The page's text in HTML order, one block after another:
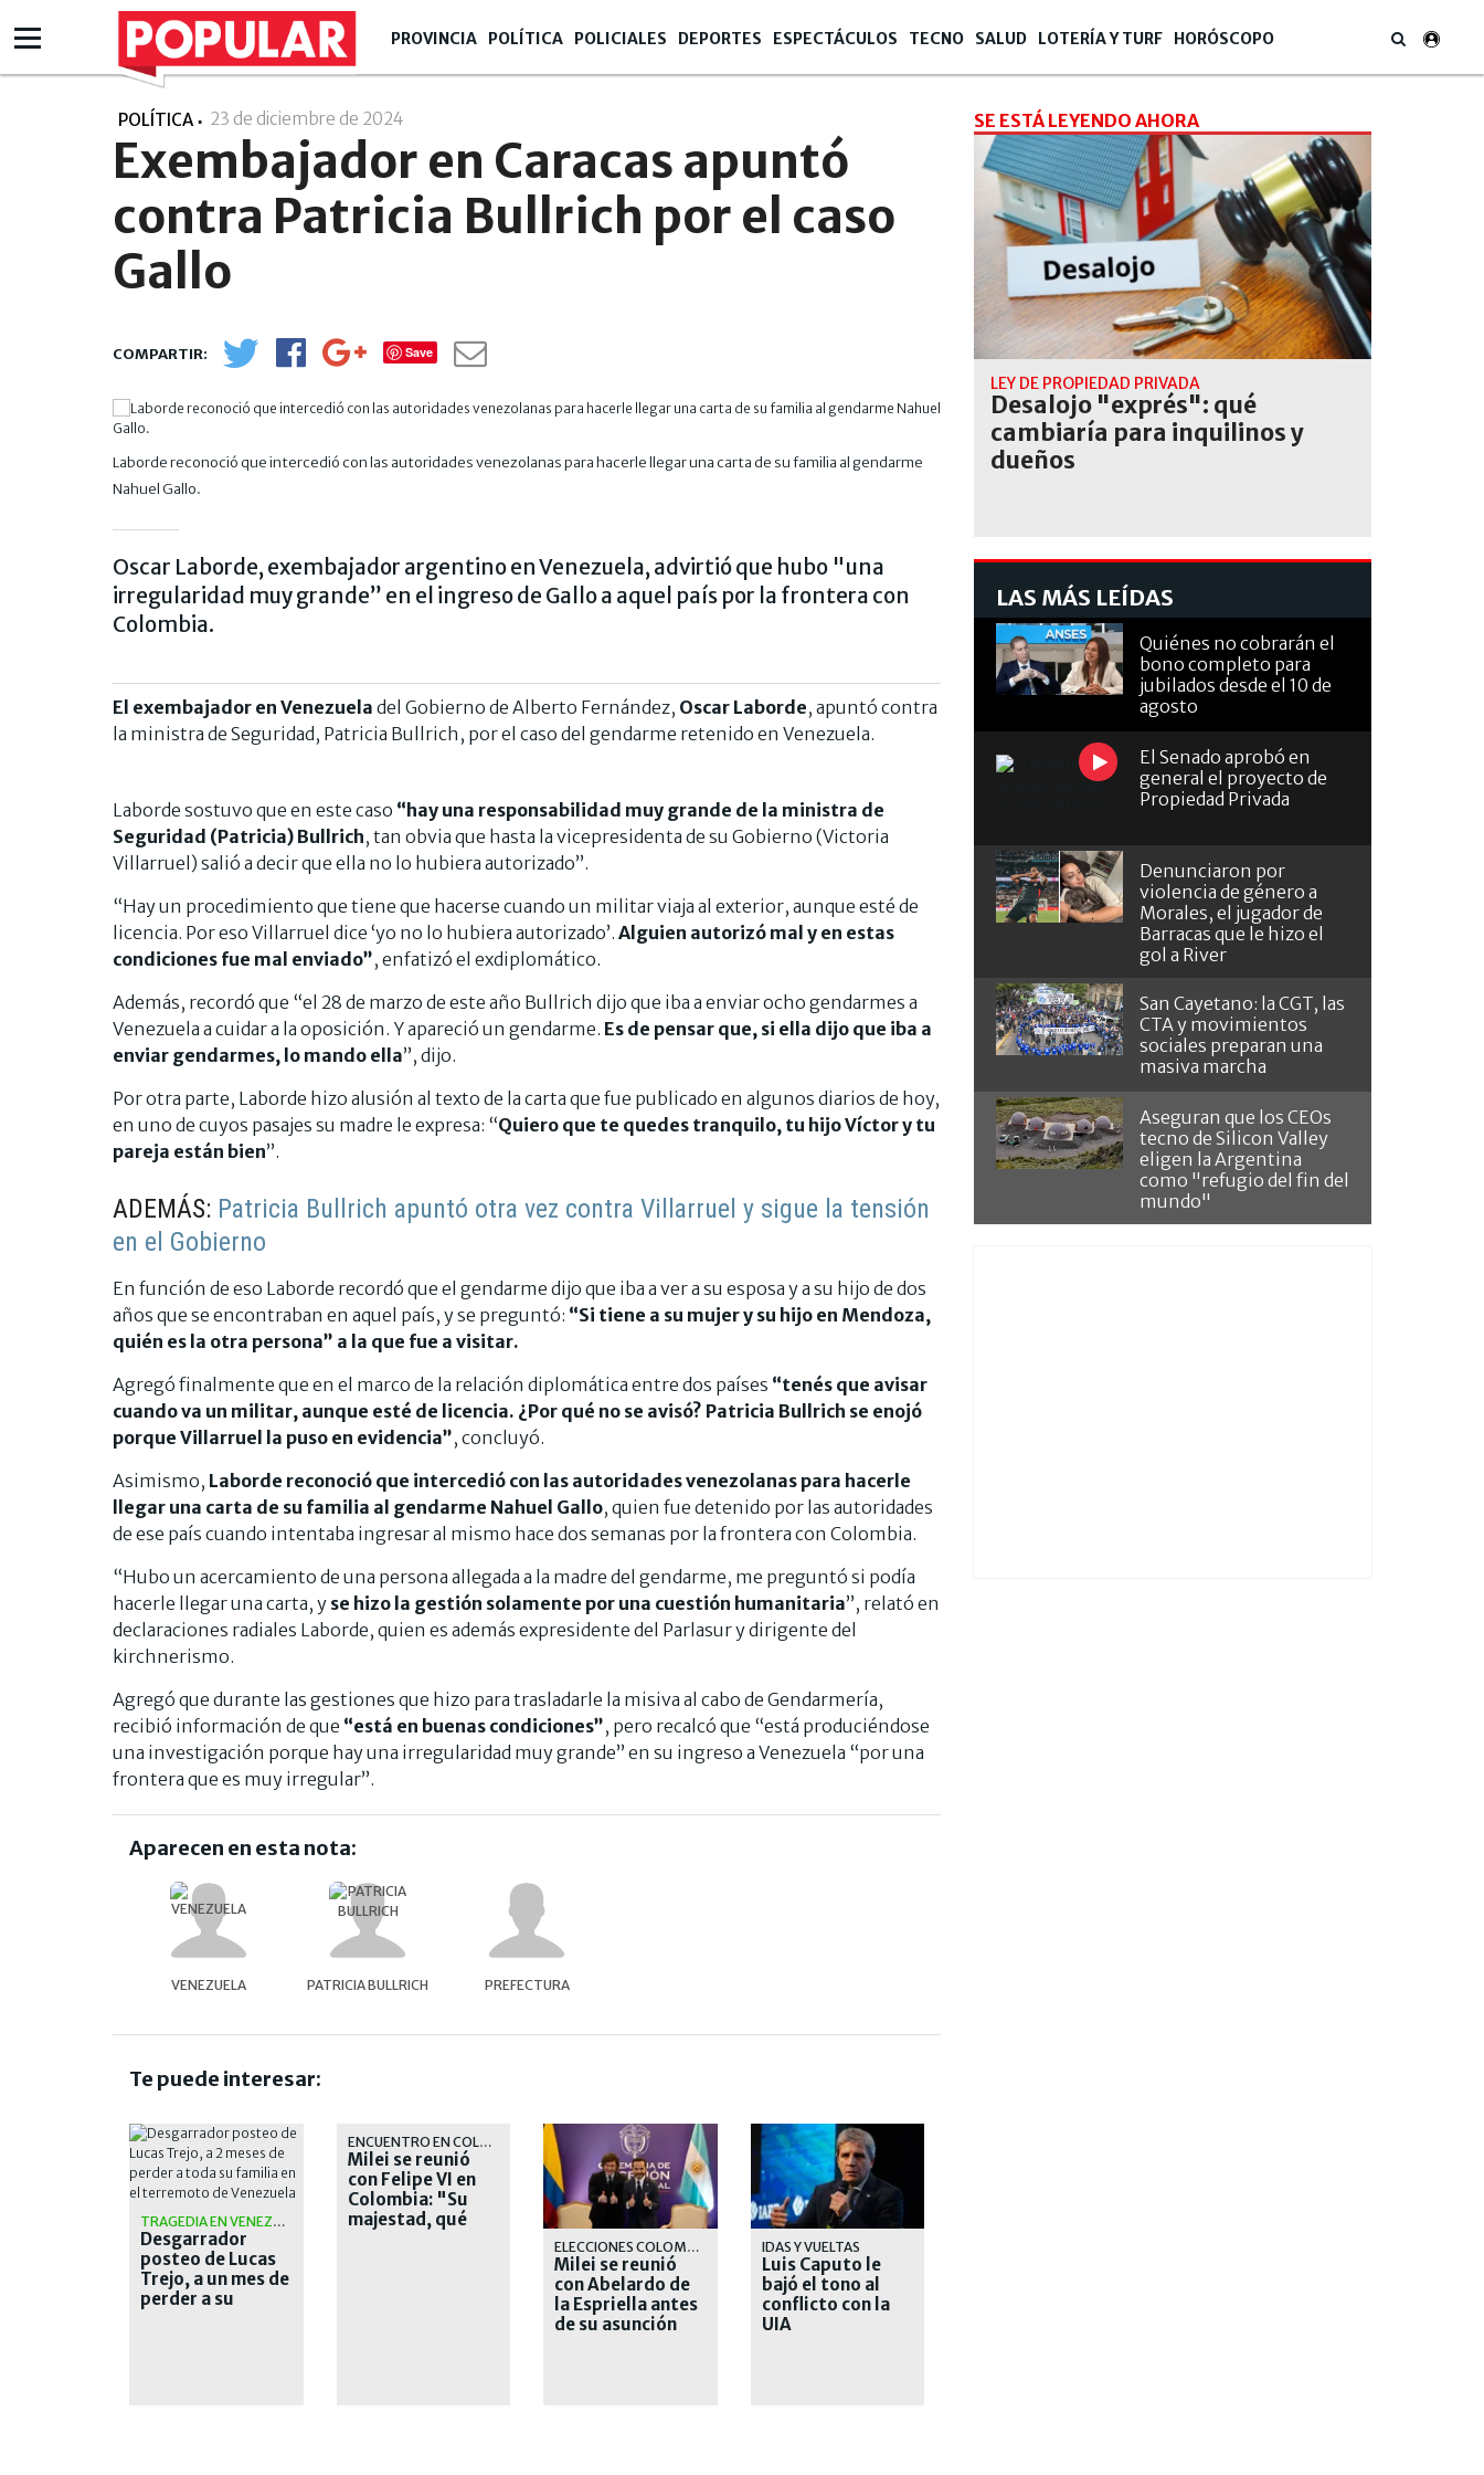
PROVINCIA POLÍTICA POLICIALES DEPORTES ESPECTÁCULOS TECNO SALUD LOTERÍA Y TURF HORÓSCOPO
POLÍTICA 23 de diciembre de 2024
Exembajador en Caracas apuntó
contra Patricia Bullrich por el caso
Gallo
Save
Laborde reconoció que intercedió con las autoridades venezolanas para hacerle llegar una carta de su familia al gendarme
Nahuel Gallo.
Oscar Laborde, exembajador argentino en Venezuela, advirtió que hubo "una
irregularidad muy grande” en el ingreso de Gallo a aquel país por la frontera con
Colombia.
El exembajador en Venezuela del Gobierno de Alberto Fernández, Oscar Laborde, apuntó contra
la ministra de Seguridad, Patricia Bullrich, por el caso del gendarme retenido en Venezuela.
Laborde sostuvo que en este caso “hay una responsabilidad muy grande de la ministra de
Seguridad (Patricia) Bullrich, tan obvia que hasta la vicepresidenta de su Gobierno (Victoria
Villarruel) salió a decir que ella no lo hubiera autorizado”.
“Hay un procedimiento que tiene que hacerse cuando un militar viaja al exterior, aunque esté de
licencia. Por eso Villarruel dice ‘yo no lo hubiera autorizado’. Alguien autorizó mal y en estas
condiciones fue mal enviado”, enfatizó el exdiplomático.
Además, recordó que “el 28 de marzo de este año Bullrich dijo que iba a enviar ocho gendarmes a
Venezuela a cuidar a la oposición. Y apareció un gendarme. Es de pensar que, si ella dijo que iba a
enviar gendarmes, lo mando ella”, dijo.
Por otra parte, Laborde hizo alusión al texto de la carta que fue publicado en algunos diarios de hoy,
en uno de cuyos pasajes su madre le expresa: “Quiero que te quedes tranquilo, tu hijo Víctor y tu
pareja están bien”.
ADEMÁS: Patricia Bullrich apuntó otra vez contra Villarruel y sigue la tensión
en el Gobierno
En función de eso Laborde recordó que el gendarme dijo que iba a ver a su esposa y a su hijo de dos
años que se encontraban en aquel país, y se preguntó: “Si tiene a su mujer y su hijo en Mendoza,
quién es la otra persona” a la que fue a visitar.
Agregó finalmente que en el marco de la relación diplomática entre dos países “tenés que avisar
cuando va un militar, aunque esté de licencia. ¿Por qué no se avisó? Patricia Bullrich se enojó
porque Villarruel la puso en evidencia”, concluyó.
Asimismo, Laborde reconoció que intercedió con las autoridades venezolanas para hacerle
llegar una carta de su familia al gendarme Nahuel Gallo, quien fue detenido por las autoridades
de ese país cuando intentaba ingresar al mismo hace dos semanas por la frontera con Colombia.
“Hubo un acercamiento de una persona allegada a la madre del gendarme, me preguntó si podía
hacerle llegar una carta, y se hizo la gestión solamente por una cuestión humanitaria”, relató en
declaraciones radiales Laborde, quien es además expresidente del Parlasur y dirigente del
kirchnerismo.
Agregó que durante las gestiones que hizo para trasladarle la misiva al cabo de Gendarmería,
recibió información de que “está en buenas condiciones”, pero recalcó que “está produciéndose
una investigación porque hay una irregularidad muy grande” en su ingreso a Venezuela “por una
frontera que es muy irregular”.
Aparecen en esta nota:
VENEZUELA PATRICIA BULLRICH PREFECTURA
Te puede interesar:
TRAGEDIA EN VENEZUELA
Desgarrador
posteo de Lucas
Trejo, a un mes de
perder a su
ENCUENTRO EN COLOMBIA
Milei se reunió
con Felipe VI en
Colombia: "Su
majestad, qué
ELECCIONES COLOMBIA
Milei se reunió
con Abelardo de
la Espriella antes
de su asunción
IDAS Y VUELTAS
Luis Caputo le
bajó el tono al
conflicto con la
UIA
SE ESTÁ LEYENDO AHORA
LEY DE PROPIEDAD PRIVADA
Desalojo "exprés": qué
cambiaría para inquilinos y
dueños
LAS MÁS LEÍDAS
Quiénes no cobrarán el
bono completo para
jubilados desde el 10 de
agosto
El Senado aprobó en
general el proyecto de
Propiedad Privada
Denunciaron por
violencia de género a
Morales, el jugador de
Barracas que le hizo el
gol a River
San Cayetano: la CGT, las
CTA y movimientos
sociales preparan una
masiva marcha
Aseguran que los CEOs
tecno de Silicon Valley
eligen la Argentina
como "refugio del fin del
mundo"